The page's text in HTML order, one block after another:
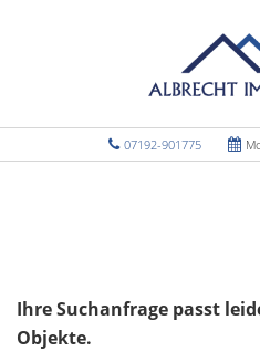
07192-901775
Ihre Suchanfrage passt
Objekte.